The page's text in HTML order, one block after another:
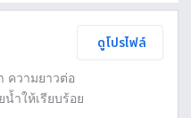
ดูโปรไฟล์
ความยาวต่อ
ำให้เรียบร้อย